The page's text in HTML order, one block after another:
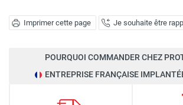
Imprimer cette page Je souhaite être
POURQUOI COMMANDER CHEZ
ENTREPRISE FRANÇAISE